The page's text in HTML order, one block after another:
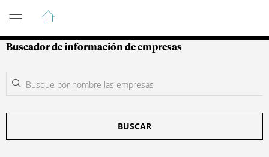
Guía de Empresas Colombianas
Buscador de información de empresas
BUSCAR